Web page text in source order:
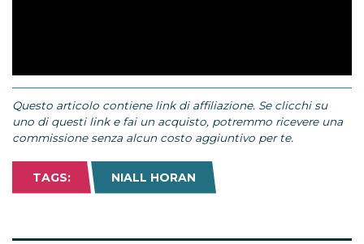
Questo articolo contiene link di affiliazione. Se clicchi su
uno di questi link e fai un acquisto, potremmo ricevere una
commissione senza alcun costo aggiuntivo per te.
TAGS: NIALL HORAN